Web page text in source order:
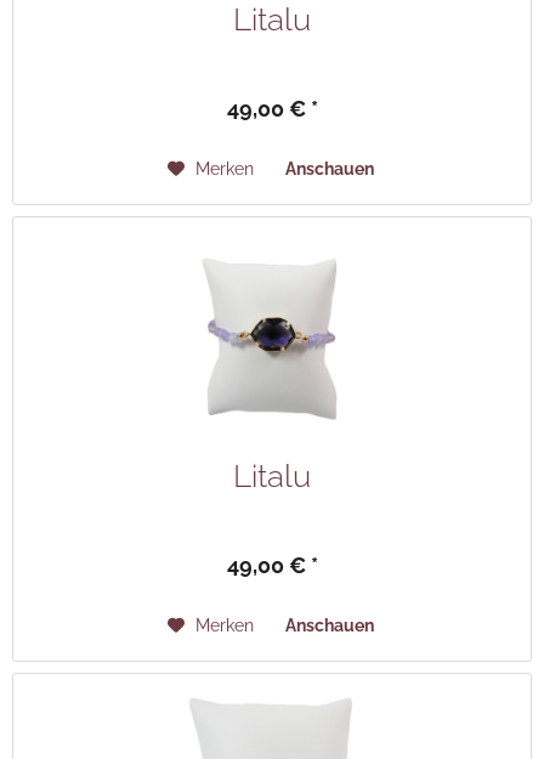
Litalu
49,00 € *
Merken Anschauen
Litalu
49,00 € *
Merken Anschauen